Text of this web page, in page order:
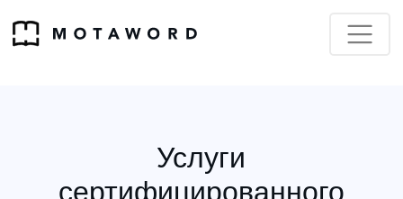
Услуги
сертифицированного